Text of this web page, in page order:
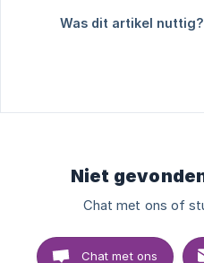
Was dit artikel nuttig?
Niet
Chat met ons of
Chat met ons